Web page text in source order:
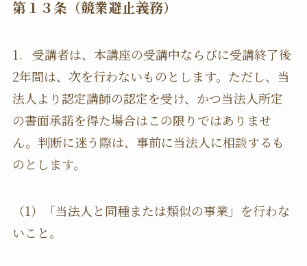
第１３条（競業避止義務）
1. 受講者は、本講座の受講中ならびに受講終了後
2年間は、次を行わないものとします。ただし、当
法人より認定講師の認定を受け、かつ当法人所定
の書面承諾を得た場合はこの限りではありませ
ん。判断に迷う際は、事前に当法人に相談するも
のとします。
（1）「当法人と同種または類似の事業」を行わな
いこと。